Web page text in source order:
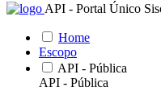
API - Portal Único
Home
Escopo
API - Pública
API - Pública